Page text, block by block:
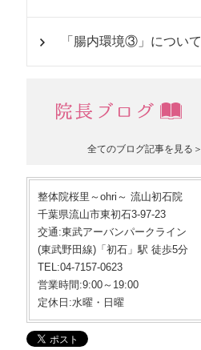
「腸内環境③」について
全てのブログ記事を見る＞
整体院桜里～ohri～ 流山初石院
千葉県流山市東初石3-97-23
交通:東武アーバンパークライン
(東武野田線)「初石」駅 徒歩5分
TEL:04-7157-0623
営業時間:9:00～19:00
定休日:水曜・日曜